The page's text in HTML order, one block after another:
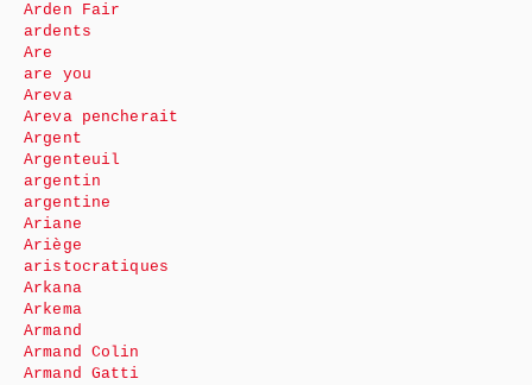
Arden Fair
ardents
Are
are you
Areva
Areva pencherait
Argent
Argenteuil
argentin
argentine
Ariane
Ariège
aristocratiques
Arkana
Arkema
Armand
Armand Colin
Armand Gatti